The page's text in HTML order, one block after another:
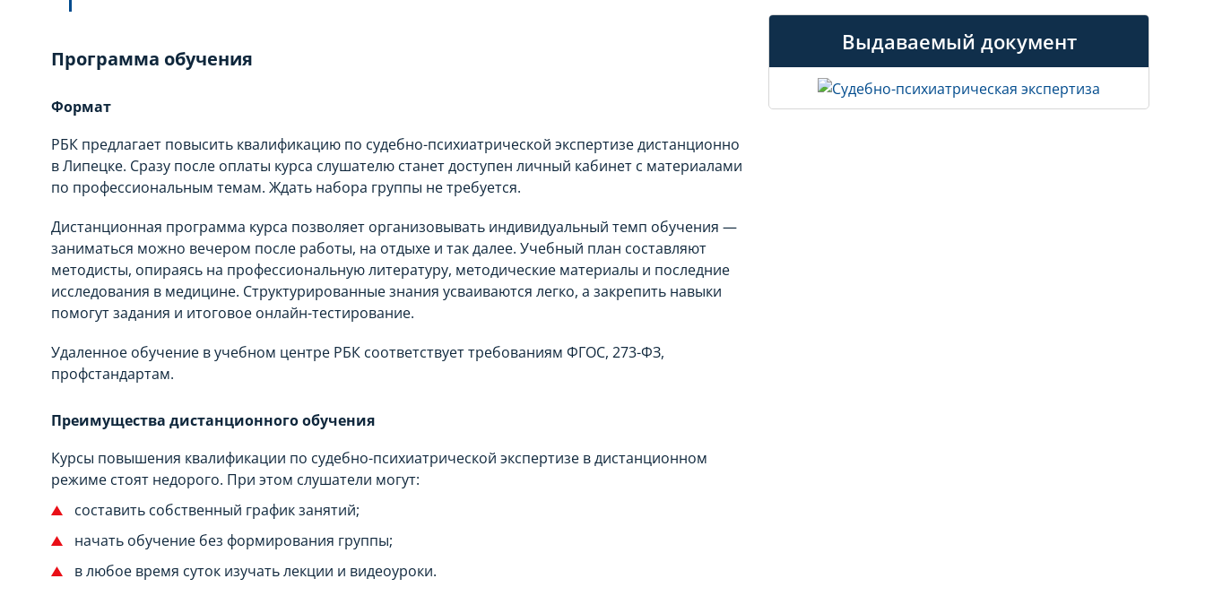
Выдаваемый документ
Программа обучения
Формат
РБК предлагает повысить квалификацию по судебно-психиатрической экспертизе дистанционно
в Липецке. Сразу после оплаты курса слушателю станет доступен личный кабинет с материалами
по профессиональным темам. Ждать набора группы не требуется.
Дистанционная программа курса позволяет организовывать индивидуальный темп обучения —
заниматься можно вечером после работы, на отдыхе и так далее. Учебный план составляют
методисты, опираясь на профессиональную литературу, методические материалы и последние
исследования в медицине. Структурированные знания усваиваются легко, а закрепить навыки
помогут задания и итоговое онлайн-тестирование.
Удаленное обучение в учебном центре РБК соответствует требованиям ФГОС, 273-ФЗ,
профстандартам.
Преимущества дистанционного обучения
Курсы повышения квалификации по судебно-психиатрической экспертизе в дистанционном
режиме стоят недорого. При этом слушатели могут:
составить собственный график занятий;
начать обучение без формирования группы;
в любое время суток изучать лекции и видеоуроки.